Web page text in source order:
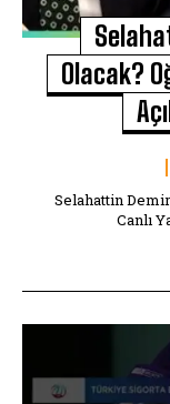
Olacak?
Selahattin
Canlı